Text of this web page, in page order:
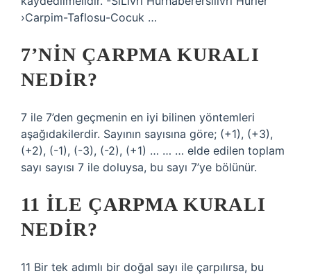
›Carpim-Taflosu-Cocuk …
7’NIN ÇARPMA KURALI
NEDIR?
7 ile 7’den geçmenin en iyi bilinen yöntemleri
aşağıdakilerdir. Sayının sayısına göre; (+1), (+3),
(+2), (-1), (-3), (-2), (+1) … … … elde edilen toplam
sayı sayısı 7 ile doluysa, bu sayı 7’ye bölünür.
11 ILE ÇARPMA KURALI
NEDIR?
11 Bir tek adımlı bir doğal sayı ile çarpılırsa, bu